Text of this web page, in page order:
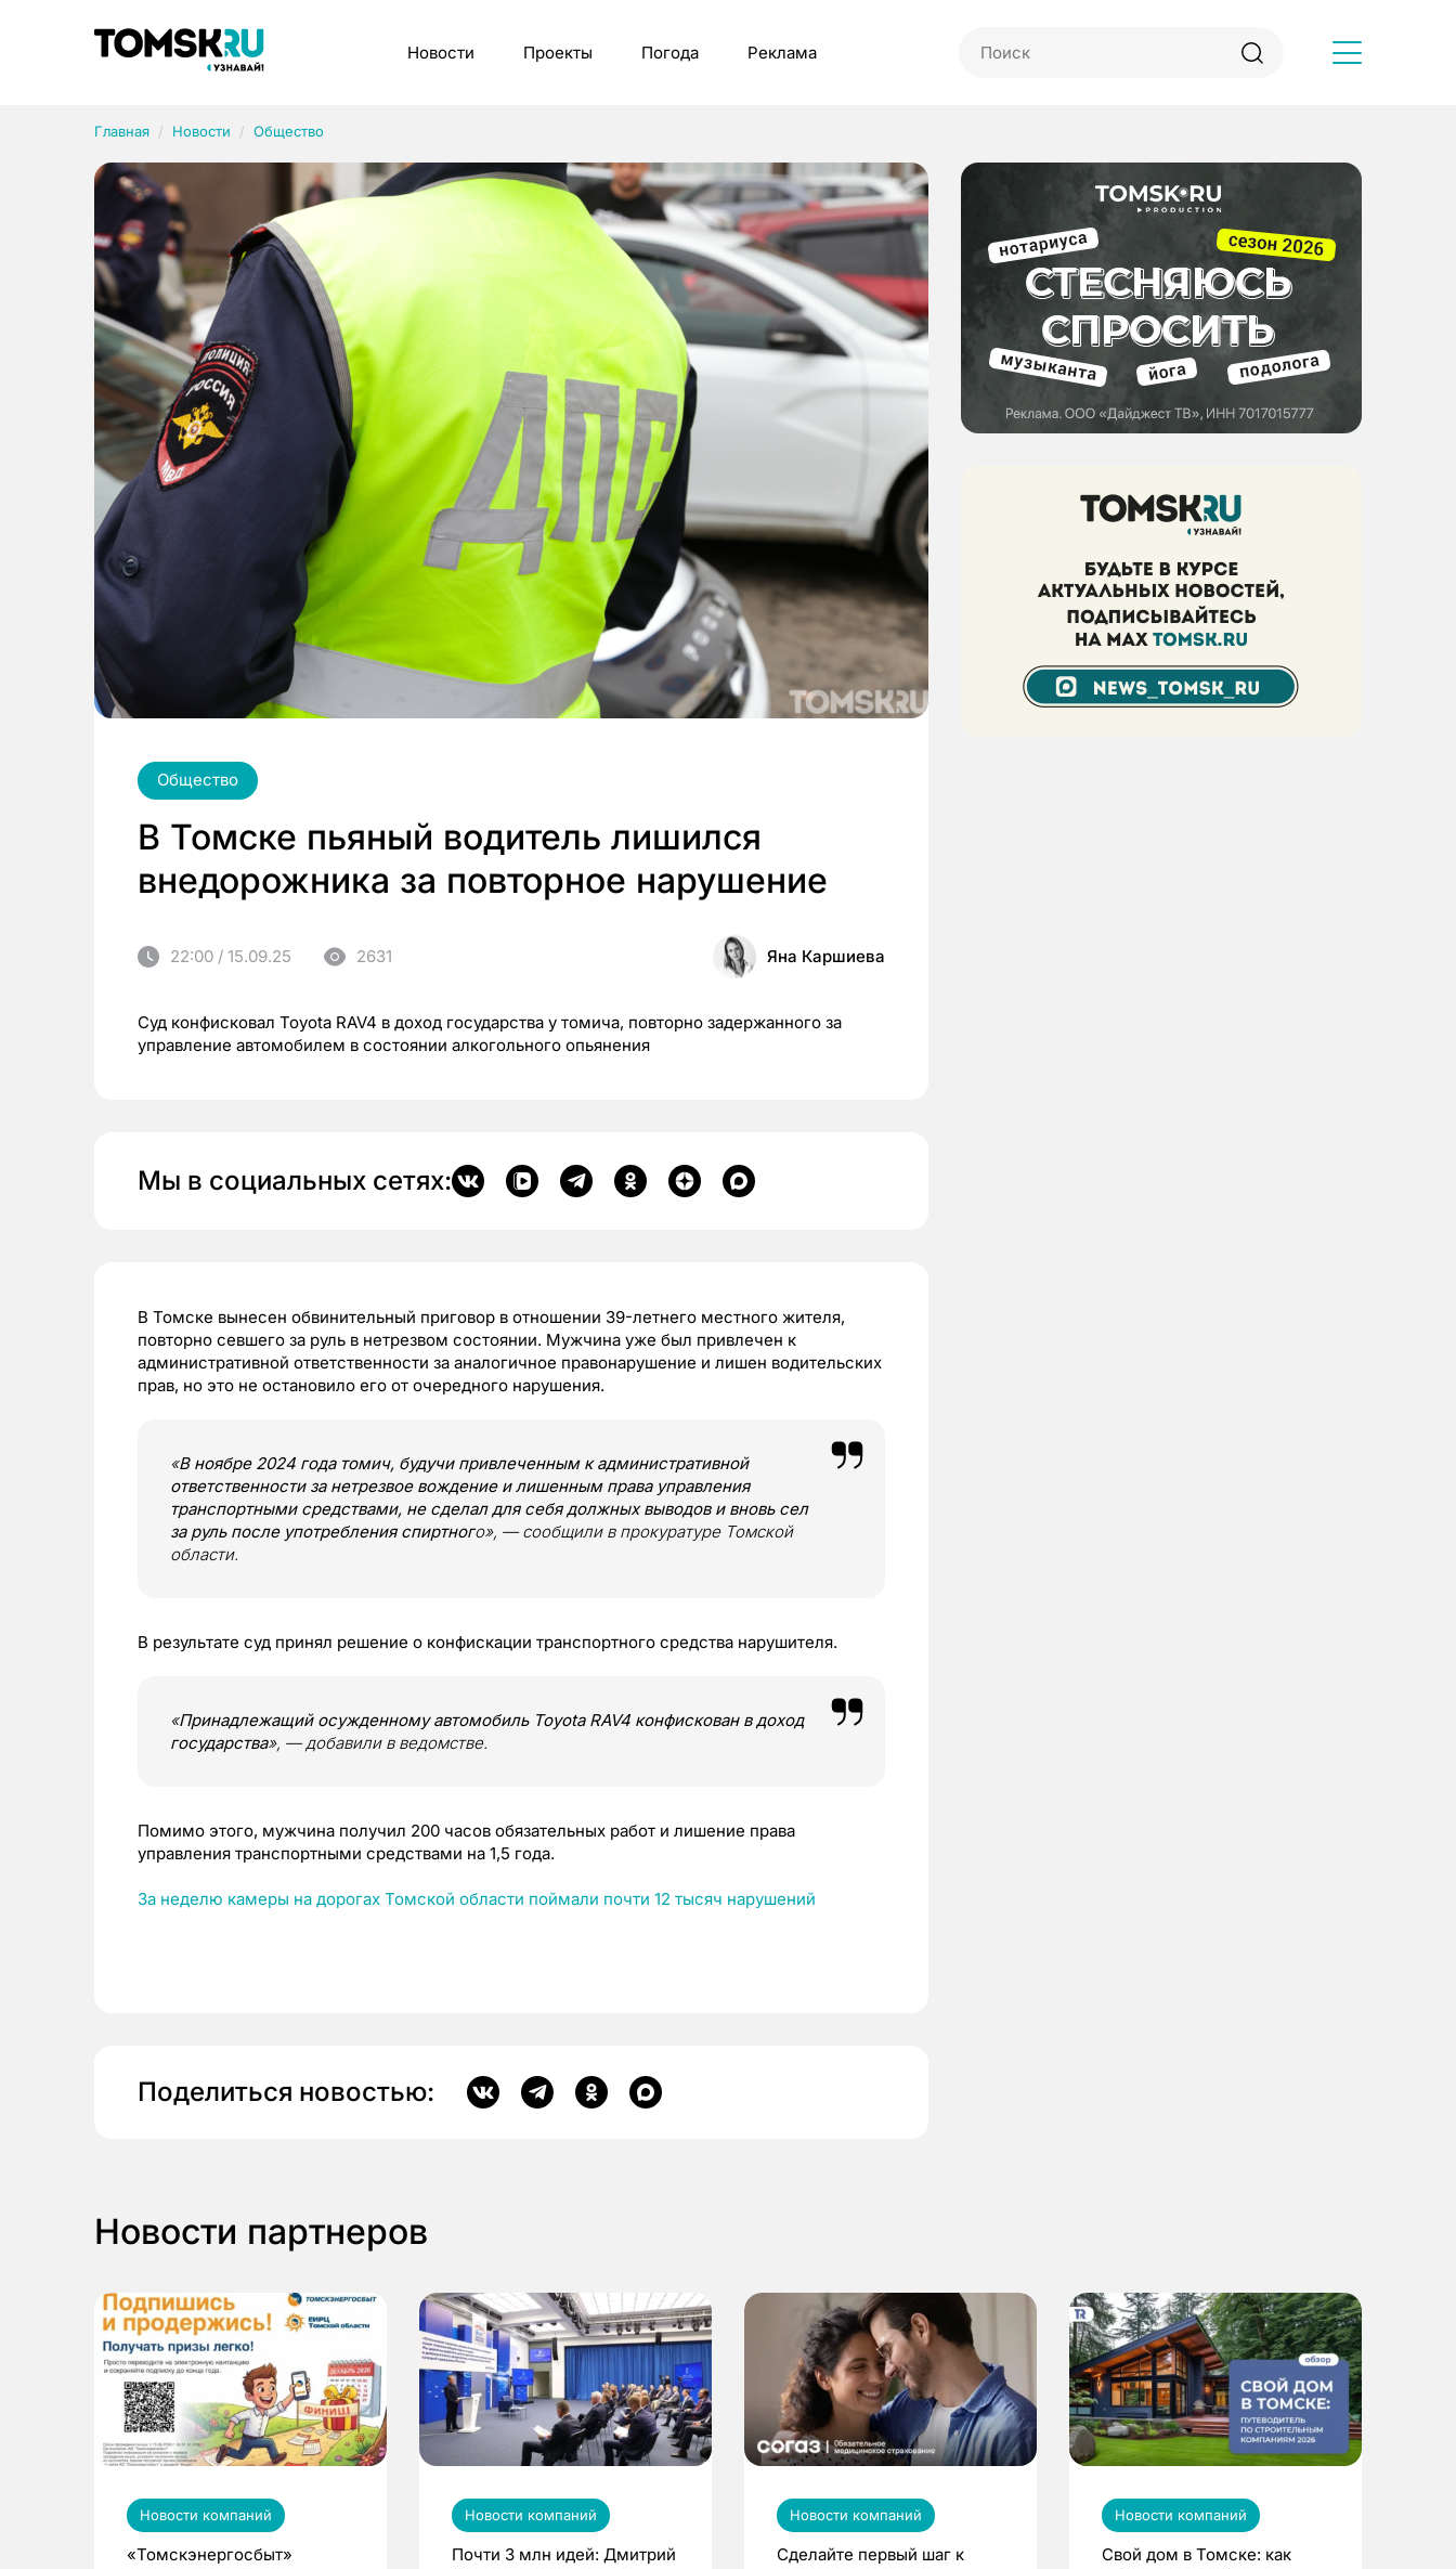
Новости Проекты Погода Реклама
Главная Новости Общество
Общество
В Томске пьяный водитель лишился
внедорожника за повторное нарушение
22:00 / 15.09.25 2631 Яна Каршиева
Суд конфисковал Toyota RAV4 в доход государства у томича, повторно задержанного за
управление автомобилем в состоянии алкогольного опьянения
Мы в социальных сетях:
В Томске вынесен обвинительный приговор в отношении 39-летнего местного жителя,
повторно севшего за руль в нетрезвом состоянии. Мужчина уже был привлечен к
административной ответственности за аналогичное правонарушение и лишен водительских
прав, но это не остановило его от очередного нарушения.
«В ноябре 2024 года томич, будучи привлеченным к административной
ответственности за нетрезвое вождение и лишенным права управления
транспортными средствами, не сделал для себя должных выводов и вновь сел
за руль после употребления спиртного», — сообщили в прокуратуре Томской
области.
В результате суд принял решение о конфискации транспортного средства нарушителя.
«Принадлежащий осужденному автомобиль Toyota RAV4 конфискован в доход
государства», — добавили в ведомстве.
Помимо этого, мужчина получил 200 часов обязательных работ и лишение права
управления транспортными средствами на 1,5 года.
За неделю камеры на дорогах Томской области поймали почти 12 тысяч нарушений
Поделиться новостью:
Новости партнеров
Новости компаний
«Томскэнергосбыт»
Новости компаний
Почти 3 млн идей: Дмитрий
Новости компаний
Сделайте первый шаг к
Новости компаний
Свой дом в Томске: как
Рубрики